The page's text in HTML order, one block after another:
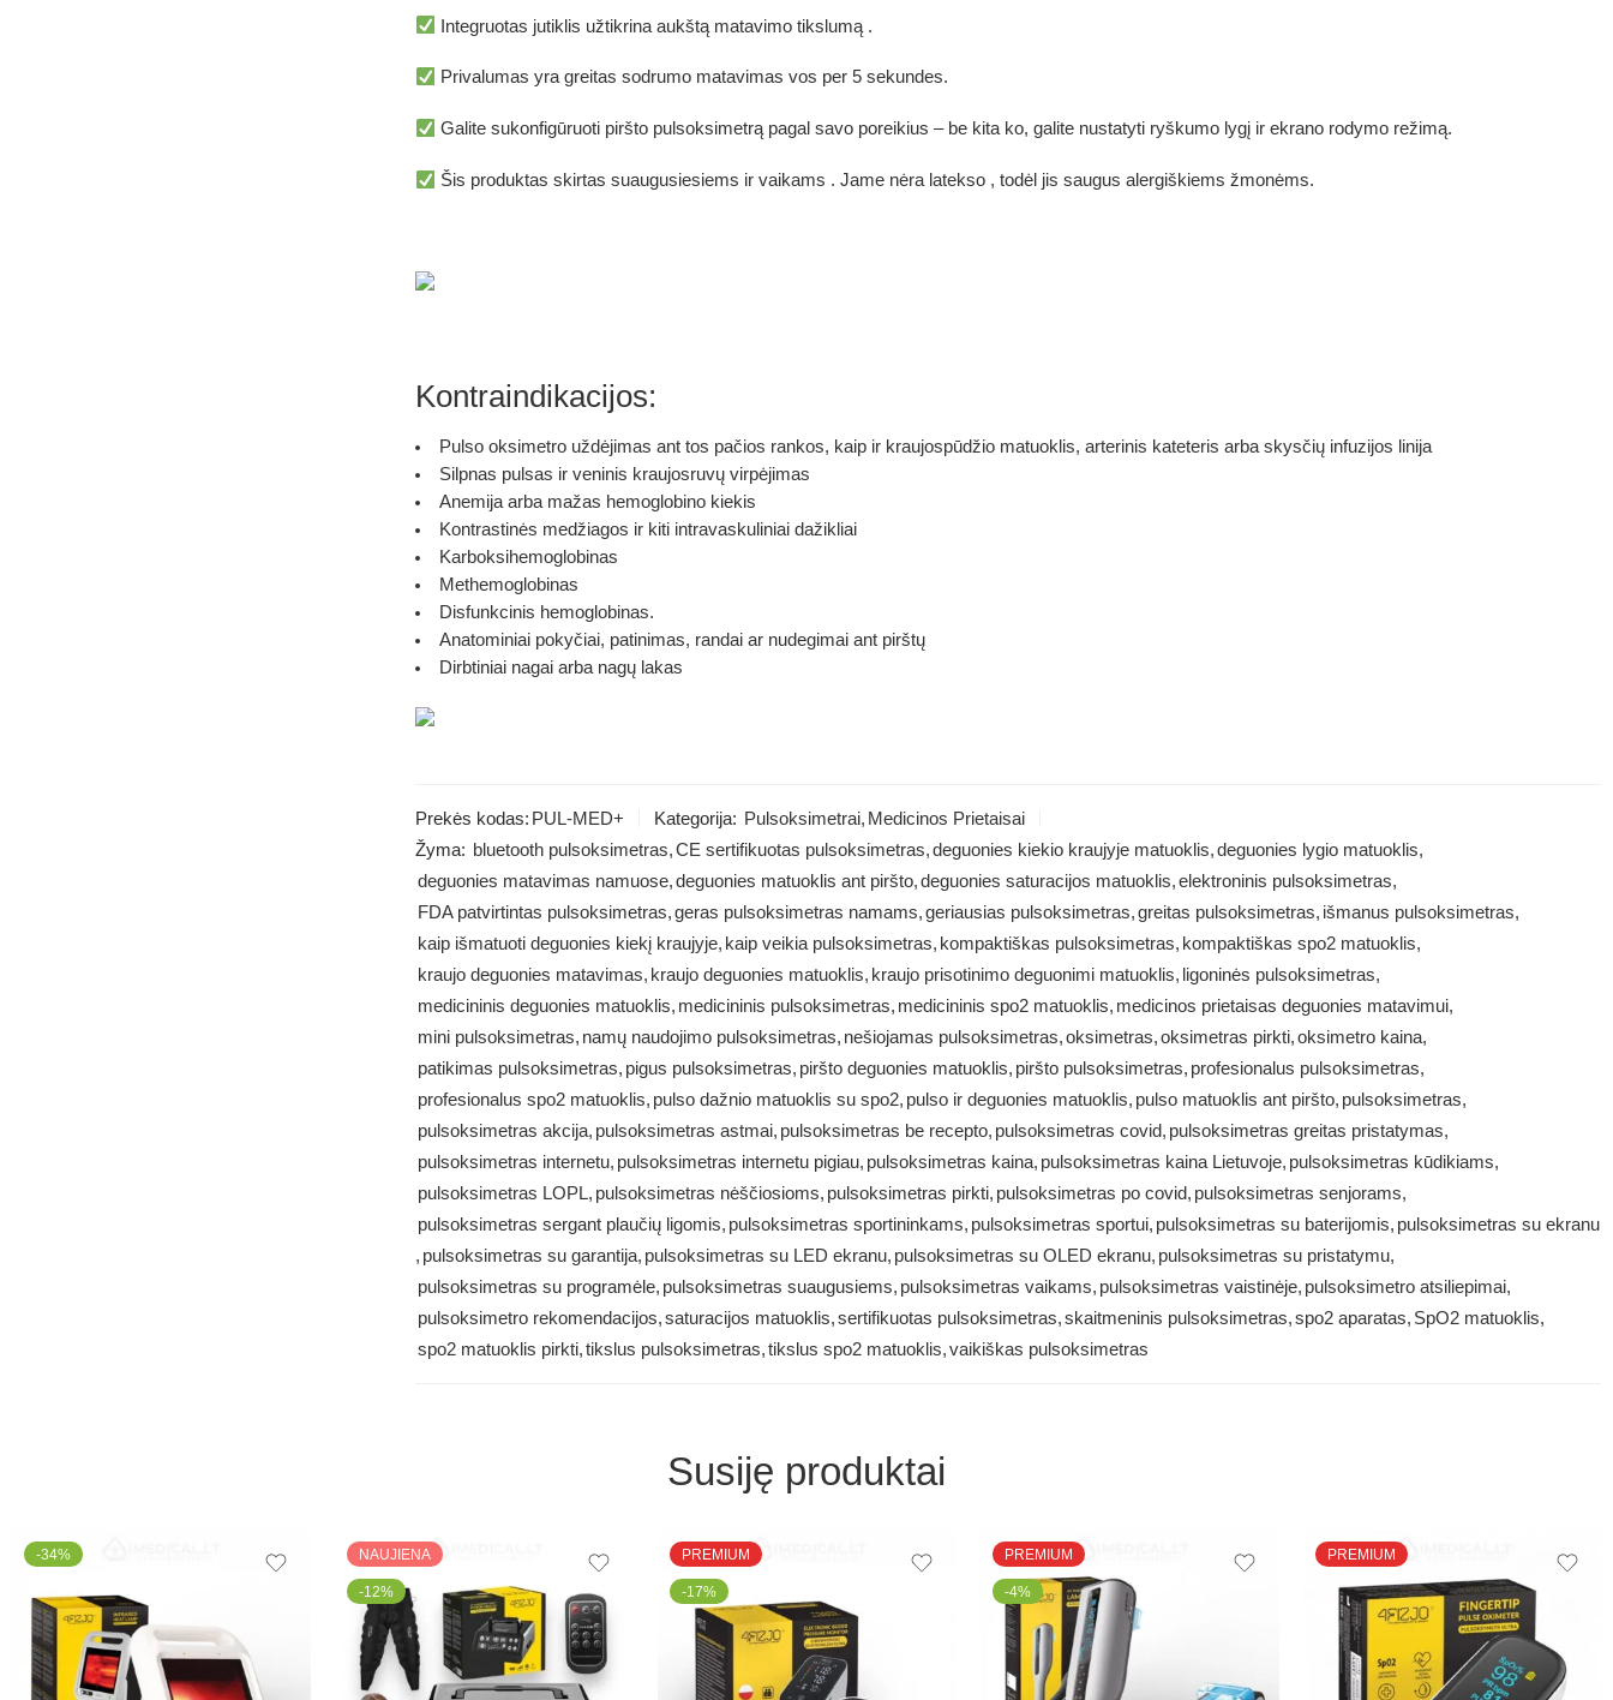
Integruotas jutiklis užtikrina aukštą matavimo tikslumą .
Privalumas yragreitas sodrumo matavimas vos per 5 sekundes.
Galite sukonfigūruoti piršto pulsoksimetrą pagal savo poreikius – be kita ko, galite nustatyti ryškumo lygį ir ekrano rodymo režimą.
Šis produktas skirtas suaugusiesiems ir vaikams . Jame nėra latekso , todėl jis saugus alergiškiems žmonėms.
Kontraindikacijos:
Pulso oksimetro uždėjimas ant tos pačios rankos, kaip ir kraujospūdžio matuoklis, arterinis kateteris arba skysčių infuzijos linija
Silpnas pulsas ir veninis kraujosruvų virpėjimas
Anemija arba mažas hemoglobino kiekis
Kontrastinės medžiagos ir kiti intravaskuliniai dažikliai
Karboksihemoglobinas
Methemoglobinas
Disfunkcinis hemoglobinas.
Anatominiai pokyčiai, patinimas, randai ar nudegimai ant pirštų
Dirbtiniai nagai arba nagų lakas
Prekės kodas: PUL-MED+ Kategorija: Pulsoksimetrai, Medicinos Prietaisai
Žyma: bluetooth pulsoksimetras,CE sertifikuotas pulsoksimetras,deguonies kiekio kraujyje matuoklis,deguonies lygio matuoklis,
deguonies matavimas namuose,deguonies matuoklis ant piršto,deguonies saturacijos matuoklis,elektroninis pulsoksimetras,
FDA patvirtintas pulsoksimetras,geras pulsoksimetras namams,geriausias pulsoksimetras,greitas pulsoksimetras, išmanus pulsoksimetras,
kaip išmatuoti deguonies kiekį kraujyje, kaip veikia pulsoksimetras, kompaktiškas pulsoksimetras, kompaktiškas spo2 matuoklis,
kraujo deguonies matavimas, kraujo deguonies matuoklis, kraujo prisotinimo deguonimi matuoklis, ligoninės pulsoksimetras,
medicininis deguonies matuoklis, medicininis pulsoksimetras, medicininis spo2 matuoklis, medicinos prietaisas deguonies matavimui,
mini pulsoksimetras, namų naudojimo pulsoksimetras, nešiojamas pulsoksimetras,oksimetras,oksimetras pirkti,oksimetro kaina,
patikimas pulsoksimetras, pigus pulsoksimetras, piršto deguonies matuoklis, piršto pulsoksimetras, profesionalus pulsoksimetras,
profesionalus spo2 matuoklis, pulso dažnio matuoklis su spo2, pulso ir deguonies matuoklis, pulso matuoklis ant piršto, pulsoksimetras,
pulsoksimetras akcija, pulsoksimetras astmai, pulsoksimetras be recepto, pulsoksimetras covid, pulsoksimetras greitas pristatymas,
pulsoksimetras internetu, pulsoksimetras internetu pigiau, pulsoksimetras kaina, pulsoksimetras kaina Lietuvoje, pulsoksimetras kūdikiams,
pulsoksimetras LOPL, pulsoksimetras nėščiosioms, pulsoksimetras pirkti, pulsoksimetras po covid, pulsoksimetras senjorams,
pulsoksimetras sergant plaučių ligomis, pulsoksimetras sportininkams, pulsoksimetras sportui, pulsoksimetras su baterijomis, pulsoksimetras su ekranu
, pulsoksimetras su garantija, pulsoksimetras su LED ekranu, pulsoksimetras su OLED ekranu, pulsoksimetras su pristatymu,
pulsoksimetras su programėle, pulsoksimetras suaugusiems, pulsoksimetras vaikams, pulsoksimetras vaistinėje, pulsoksimetro atsiliepimai,
pulsoksimetro rekomendacijos,saturacijos matuoklis,sertifikuotas pulsoksimetras,skaitmeninis pulsoksimetras,spo2 aparatas, SpO2 matuoklis,
spo2 matuoklis pirkti,tikslus pulsoksimetras,tikslus spo2 matuoklis,vaikiškas pulsoksimetras
Susiję produktai
-34% NAUJIENA
-12%
PREMIUM
-17%
PREMIUM
-4%
PREMIUM